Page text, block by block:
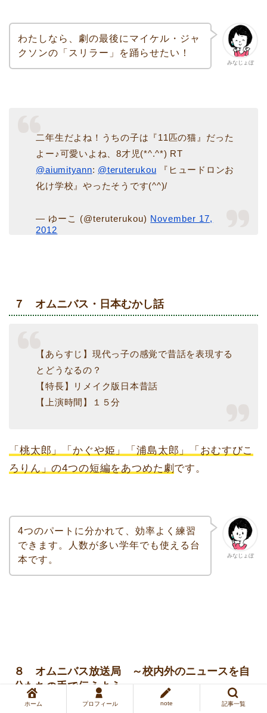
みなじょぼ
わたしなら、劇の最後にマイケル・ジャ
クソンの「スリラー」を踊らせたい！
二年生だよね！うちの子は『11匹の猫』だった
よー♪可愛いよね、8才児(*^.^*) RT
@aiumityann: @teruterukou 『ヒュードロンお
化け学校』やったそうです(^^)/
— ゆーこ (@teruterukou) November 17,
2012
７ オムニバス・日本むかし話
【あらすじ】現代っ子の感覚で昔話を表現する
とどうなるの？
【特長】リメイク版日本昔話
【上演時間】１５分
「桃太郎」「かぐや姫」「浦島太郎」「おむすびこ
ろりん」の4つの短編をあつめた劇 です。
みなじょぼ
4つのパートに分かれて、効率よく練習
できます。人数が多い学年でも使える台
本です。
８ オムニバス放送局 ～校内外のニュースを自
分たちの手で伝えよう～
ホーム プロフィール note 記事一覧